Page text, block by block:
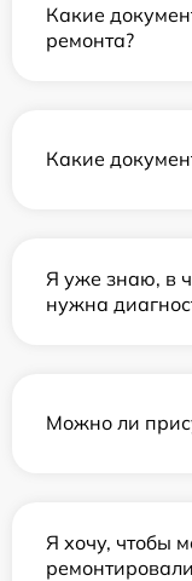
Какие
ремонта?
Какие
Я уже знаю, в
нужна
Можно ли
Я хочу, чтобы